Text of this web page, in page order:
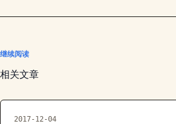
继续阅读
相关文章
2017-12-04